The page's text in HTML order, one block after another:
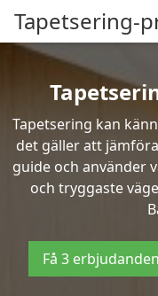
Tapetsering-
Tapetsering kan
det gäller att
guide och använder
och tryggaste
Få 3